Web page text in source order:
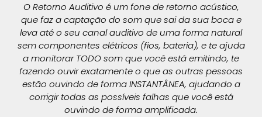
O Retorno Auditivo é um fone de retorno acústico,
que faz a captação do som que sai da sua boca e
leva até o seu canal auditivo de uma forma natural
sem componentes elétricos (fios, bateria), e te ajuda
a monitorar TODO som que você está emitindo, te
fazendo ouvir exatamente o que as outras pessoas
estão ouvindo de forma INSTANTÂNEA, ajudando a
corrigir todas as possíveis falhas que você está
ouvindo de forma amplificada.